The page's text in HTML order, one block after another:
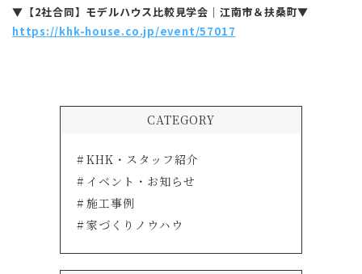
▼【2社合同】モデルハウス比較見学会｜江南市＆扶桑町▼
https://khk-house.co.jp/event/57017
CATEGORY
KHK・スタッフ紹介
イベント・お知らせ
施工事例
家づくりノウハウ